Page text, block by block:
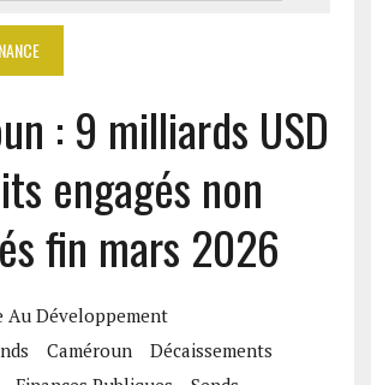
: 9 milliards USD
engagés non
fin mars 2026
Au Développement
Caméroun
Décaissements